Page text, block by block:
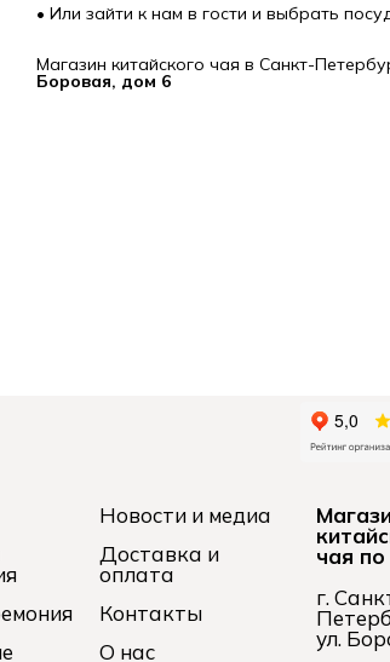
• Или зайти к нам в гости и выбрать
Магазин китайского чая в Санкт-
Боровая, дом 6
Новости и медиа
Доставка и
оплата
Контакты
О нас
чая
г.
ул.